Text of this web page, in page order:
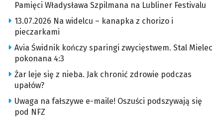
Pamięci Władysława Szpilmana na Lubliner Festivalu
13.07.2026 Na widelcu – kanapka z chorizo i
pieczarkami
Avia Świdnik kończy sparingi zwycięstwem. Stal Mielec
pokonana 4:3
Żar leje się z nieba. Jak chronić zdrowie podczas
upałów?
Uwaga na fałszywe e-maile! Oszuści podszywają się
pod NFZ